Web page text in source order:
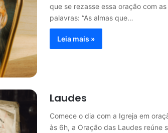
que se rezasse essa oração com
palavras: “As almas que…
Leia mais »
Laudes
Comece o dia com a Igreja em
às 6h, a Oração das Laudes reúne